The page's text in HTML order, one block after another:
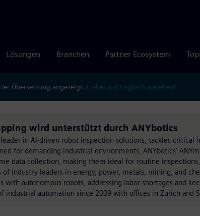
Lösungen Branchen Partner Ecosystem
Übersetzung angezeigt. Lieber auf Englisch ansehen?
wird unterstützt durch ANYbotics
in AI-driven robot inspection solutions, tackles critical
for demanding industrial environments, ANYbotics'
data collection, making them ideal for routine
of industry leaders in energy, power, metals, mining, and
with autonomous robots, addressing labor shortages and
industrial automation since 2009 with offices in Zurich and